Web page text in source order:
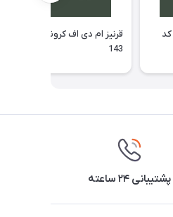
قرنیز ام دی اف کرونو گرین کد
143
پشتیبانی ۲۴ ساعته